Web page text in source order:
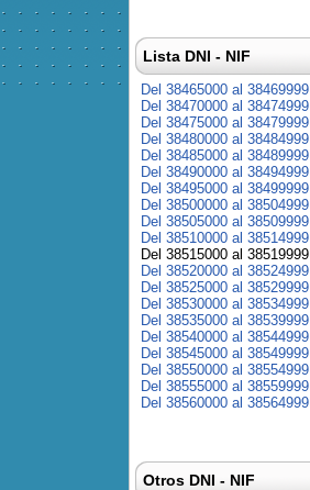
Lista DNI - NIF
Del 38465000 al 38469999
Del 38470000 al 38474999
Del 38475000 al 38479999
Del 38480000 al 38484999
Del 38485000 al 38489999
Del 38490000 al 38494999
Del 38495000 al 38499999
Del 38500000 al 38504999
Del 38505000 al 38509999
Del 38510000 al 38514999
Del 38515000 al 38519999
Del 38520000 al 38524999
Del 38525000 al 38529999
Del 38530000 al 38534999
Del 38535000 al 38539999
Del 38540000 al 38544999
Del 38545000 al 38549999
Del 38550000 al 38554999
Del 38555000 al 38559999
Del 38560000 al 38564999
Otros DNI - NIF